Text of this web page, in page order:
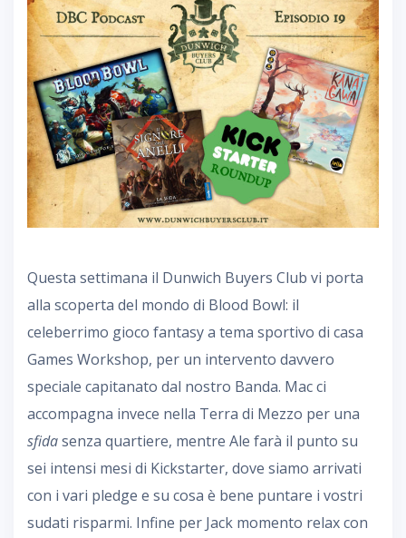
Questa settimana il Dunwich Buyers Club vi porta
alla scoperta del mondo di Blood Bowl: il
celeberrimo gioco fantasy a tema sportivo di casa
Games Workshop, per un intervento davvero
speciale capitanato dal nostro Banda. Mac ci
accompagna invece nella Terra di Mezzo per una
sfidasenza quartiere, mentre Ale farà il punto su
sei intensi mesi di Kickstarter, dove siamo arrivati
con i vari pledge e su cosa è bene puntare i vostri
sudati risparmi. Infine per Jack momento relax con